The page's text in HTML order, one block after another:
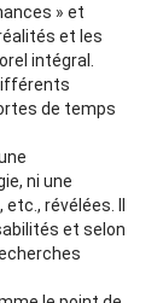
» et
et les
intégral.
de temps
ni une
révélées. Il
et selon